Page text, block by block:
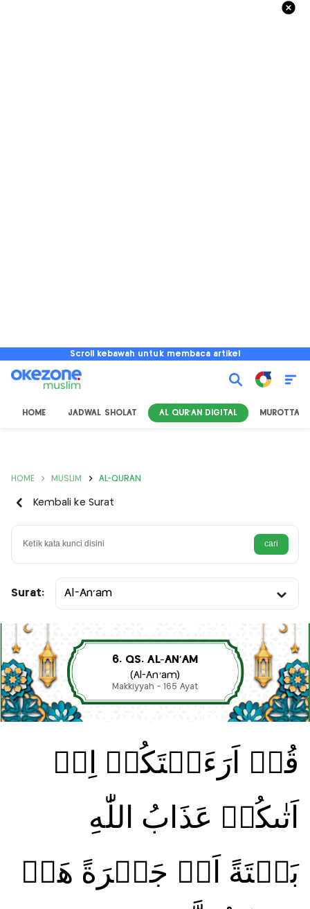
Scroll kebawah untuk membaca artikel
HOME JADWAL SHOLAT AL QUR'AN DIGITAL MUROTTAL
HOME MUSLIM AL-QURAN
Kembali ke Surat
Surat: Al-An’am
6. QS. AL-AN’AM
(Al-An’am)
Makkiyyah - 165 Ayat
قُلۡ اَرَءَيۡتَكُمۡ اِنۡ
اَتٰٮكُمۡ عَذَابُ اللّٰهِ
بَغۡتَةً اَوۡ جَهۡرَةً هَلۡ